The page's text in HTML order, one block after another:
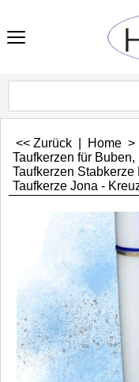
<< Zurück Home >
Taufkerzen für
Taufkerzen Stabkerze
Taufkerze Jona -